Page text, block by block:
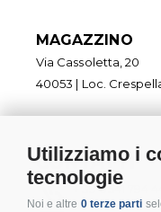
Utilizziamo i
tecnologie
Noi e altre 0 terze parti
MAGAZZINO
Via Cassoletta, 20
40053 | Loc.
CONTATTI
+ 39 0541 794